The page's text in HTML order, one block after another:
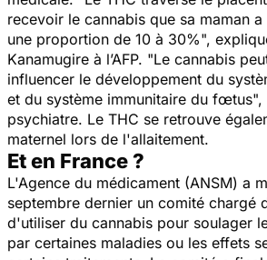
recevoir le cannabis que sa maman
une proportion de 10 à 30%",
Kanamugire à l’AFP. "Le cannabis
influencer le développement du
et du système immunitaire du fœtus",
psychiatre. Le THC se retrouve
maternel lors de l'allaitement.
Et en France ?
L'Agence du médicament (ANSM) a
septembre dernier un comité chargé
d'utiliser du cannabis pour soulager
par certaines maladies ou les effets